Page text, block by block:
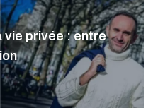
vie privée : entre